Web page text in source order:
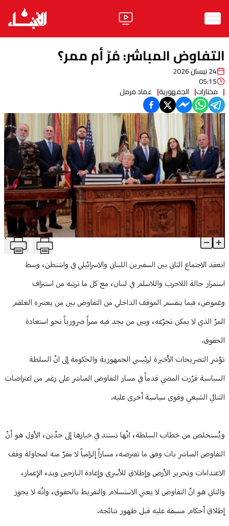
الأخبار
ثقافة ومجتمع
منوعات
آراء
فيديو
مواقف
وليد جنبلاطالحزب
ابحث
التفاوض المباشر: مُرّ أم ممر؟
24 نيسان 2026
05:15
مختارات الجمهورية عماد مرمل
التفاوض المباشر: مُرّ أم ممر؟ T
Article Content
انعقد الاجتماع الثاني بين السفيرين اللبناني والاسرائيلي في واشنطن، وسط
استمرار حالة اللاحرب واللاسلم في لبنان، مع كل ما ترتبه من استنزاف
وغموض، فيما ينقسم الموقف الداخلي من التفاوض بين من يعتبره العلقم
المرّ الذي لا يمكن تجرّعه، وبين من يجد فيه ممراً ضرورياً نحو استعادة
الحقوق.
تؤشر التصريحات الأخيرة لرئيسي الجمهورية والحكومة إلى انّ السلطة
السياسية قرّرت المضي قدماً في مسار التفاوض المباشر على رغم من اعتراضات
الثنائي الشيعي وقوى سياسية أخرى عليه.
ويُستخلص من خطاب السلطة، انّها تستند في خيارها إلى حدّين، الأول هو أنّ
التفاوض المباشر بات وفق ما تفترضه، مساراً إلزامياً لا مفرّ منه لمحاولة وقف
الاعتداءات وتحرير الأرض وإطلاق للأسرى وإعادة النازحين وبدء الإعمار،
والثاني هو انّ التفاوض لا يعني الاستسلام والتفريط بالحقوق، وانّه لا يجوز
إطلاق أحكام مسبقة عليه قبل ظهور نتائجه.